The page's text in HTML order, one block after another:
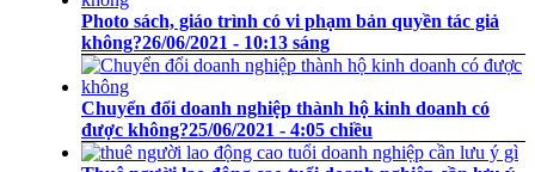
Photo sách, giáo trình có vi phạm bản quyền tác giả
không?26/06/2021 - 10:13 sáng
Chuyển đổi doanh nghiệp thành hộ kinh doanh có
được không?25/06/2021 - 4:05 chiều